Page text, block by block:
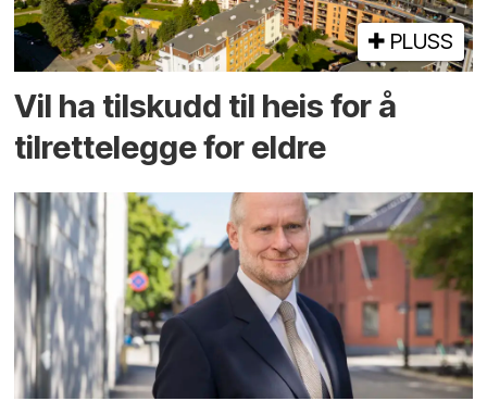
PLUSS
Vil ha tilskudd til heis for å
tilrettelegge for eldre